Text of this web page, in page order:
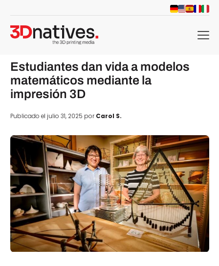
menu
Estudiantes dan vida a modelos
matemáticos mediante la
impresión 3D
Publicado el julio 31, 2025 porCarol S.